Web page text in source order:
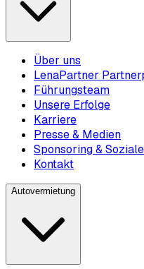
Über uns
LenaPartner
Führungsteam
Unsere Erfolge
Karriere
Presse & Medien
Sponsoring &
Kontakt
Autovermietung